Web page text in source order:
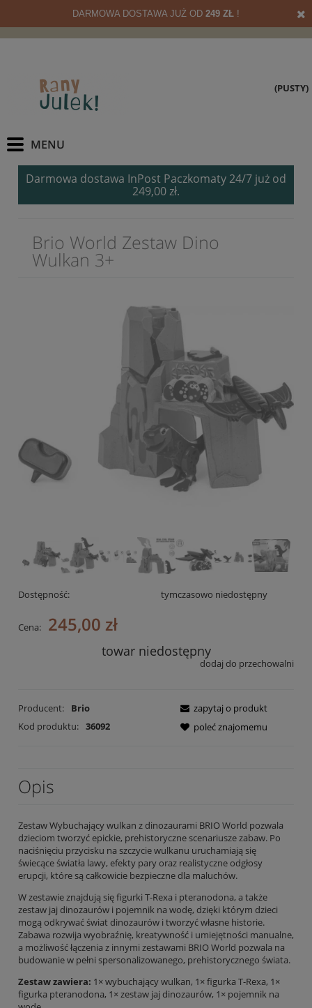
DARMOWA DOSTAWA JUŻ OD 249 ZŁ !
(PUSTY)
Darmowa dostawa InPost Paczkomaty 24/7 już od
249,00 zł.
Brio World Zestaw Dino
Wulkan 3+
Dostępność: tymczasowo niedostępny
Cena: 245,00 zł
towar niedostępny
dodaj do przechowalni
Producent:
Brio
Kod produktu: 36092
zapytaj o produkt
poleć znajomemu
Opis
Zestaw Wybuchający wulkan z dinozaurami BRIO World pozwala
dzieciom tworzyć epickie, prehistoryczne scenariusze zabaw. Po
naciśnięciu przycisku na szczycie wulkanu uruchamiają się
świecące światła lawy, efekty pary oraz realistyczne odgłosy
erupcji, które są całkowicie bezpieczne dla maluchów.
W zestawie znajdują się figurki T-Rexa i pteranodona, a także
zestaw jaj dinozaurów i pojemnik na wodę, dzięki którym dzieci
mogą odkrywać świat dinozaurów i tworzyć własne historie.
Zabawa rozwija wyobraźnię, kreatywność i umiejętności manualne,
a możliwość łączenia z innymi zestawami BRIO World pozwala na
budowanie w pełni spersonalizowanego, prehistorycznego świata.
Zestaw zawiera: 1× wybuchający wulkan, 1× figurka T-Rexa, 1×
figurka pteranodona, 1× zestaw jaj dinozaurów, 1× pojemnik na